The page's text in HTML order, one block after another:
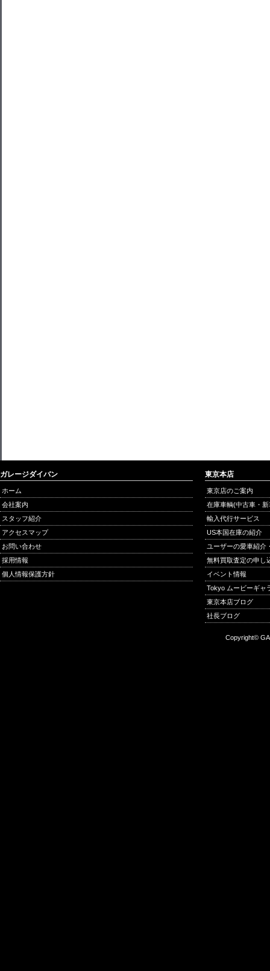
ガレージダイバン
ホーム
会社案内
スタッフ紹介
アクセスマップ
お問い合わせ
採用情報
個人情報保護方針
東京本店
東京店のご案内
在庫車輌(中古車・
輸入代行サービス
US本国在庫の紹介
ユーザーの愛車紹介
無料買取査定の申し
イベント情報
Tokyo ムービーギャ
東京本店ブログ
社長ブログ
Copyright©